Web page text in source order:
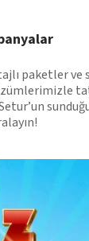
paketler